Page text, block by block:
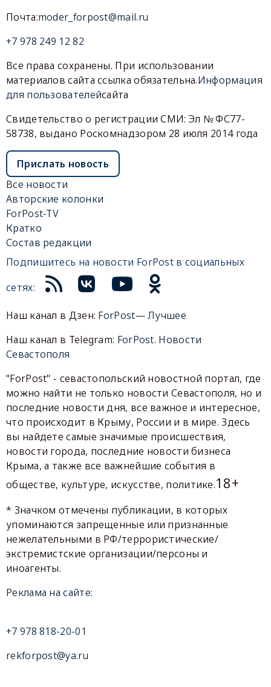
Почта:moder_forpost@mail.ru
+7 978 249 12 82
Все права сохранены. При использовании
материалов сайта ссылка обязательна.Информация
для пользователейсайта
Свидетельство о регистрации СМИ: Эл № ФС77-
58738, выдано Роскомнадзором 28 июля 2014 года
Прислать новость
Все новости
Авторские колонки
ForPost-TV
Кратко
Состав редакции
Подпишитесь на новости ForPost в социальных
сетях:
Наш канал в Дзен: ForPost— Лучшее
Наш канал в Telegram: ForPost. Новости
Севастополя
"ForPost" - севастопольский новостной портал, где
можно найти не только новости Севастополя, но и
последние новости дня, все важное и интересное,
что происходит в Крыму, России и в мире. Здесь
вы найдете самые значимые происшествия,
новости города, последние новости бизнеса
Крыма, а также все важнейшие события в
обществе, культуре, искусстве, политике.18+
* Значком отмечены публикации, в которых
упоминаются запрещенные или признанные
нежелательными в РФ/террористические/
экстремистские организации/персоны и
иноагенты.
Реклама на сайте:
+7 978 818-20-01
rekforpost@ya.ru